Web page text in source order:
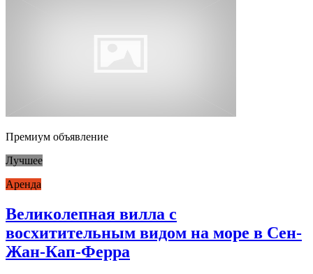
Премиум объявление
Лучшее
Аренда
Великолепная вилла с
восхитительным видом на море в Сен-
Жан-Кап-Ферра